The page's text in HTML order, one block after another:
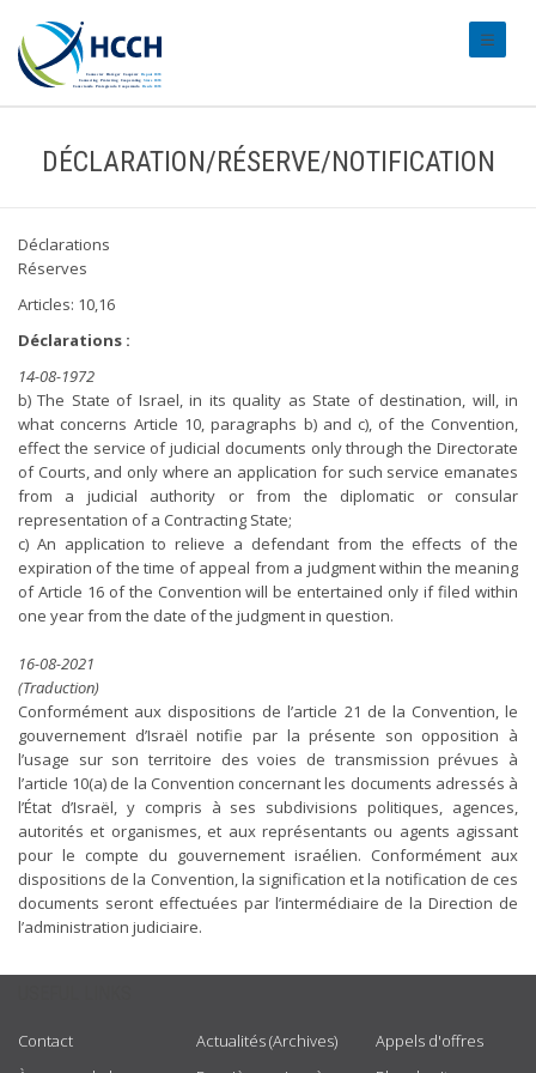
DÉCLARATION/RÉSERVE/NOTIFICATION
Déclarations
Réserves
Articles: 10,16
Déclarations :
14-08-1972
b) The State of Israel, in its quality as State of destination, will, in
what concerns Article 10, paragraphs b) and c), of the Convention,
effect the service of judicial documents only through the Directorate
of Courts, and only where an application for such service emanates
from a judicial authority or from the diplomatic or consular
representation of a Contracting State;
c) An application to relieve a defendant from the effects of the
expiration of the time of appeal from a judgment within the meaning
of Article 16 of the Convention will be entertained only if filed within
one year from the date of the judgment in question.
16-08-2021
(Traduction)
Conformément aux dispositions de l’article 21 de la Convention, le
gouvernement d’Israël notifie par la présente son opposition à
l’usage sur son territoire des voies de transmission prévues à
l’article 10(a) de la Convention concernant les documents adressés à
l’État d’Israël, y compris à ses subdivisions politiques, agences,
autorités et organismes, et aux représentants ou agents agissant
pour le compte du gouvernement israélien. Conformément aux
dispositions de la Convention, la signification et la notification de ces
documents seront effectuées par l’intermédiaire de la Direction de
l’administration judiciaire.
Contact
Actualités (Archives)
Appels d'offres